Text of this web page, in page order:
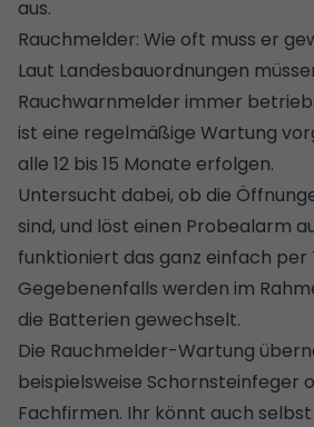
aus.
Rauchmelder: Wie oft muss er
Laut Landesbauordnungen
Rauchwarnmelder immer
ist eine regelmäßige Wartung
alle 12 bis 15 Monate erfolgen.
Untersucht dabei, ob die
sind, und löst einen Probealarm
funktioniert das ganz einfach per
Gegebenenfalls werden im
die Batterien gewechselt.
Die Rauchmelder-Wartung
beispielsweise Schornsteinfeger
Fachfirmen. Ihr könnt auch